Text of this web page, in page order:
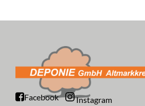
Facebook Instagram